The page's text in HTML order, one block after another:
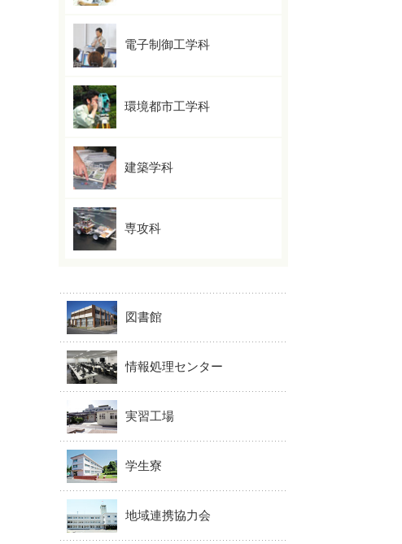
電子制御工学科
環境都市工学科
建築学科
専攻科
図書館
情報処理センター
実習工場
学生寮
地域連携協力会